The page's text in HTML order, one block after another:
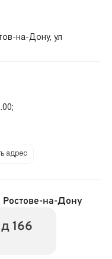
на-Дону, ул
адрес
на-Дону
166